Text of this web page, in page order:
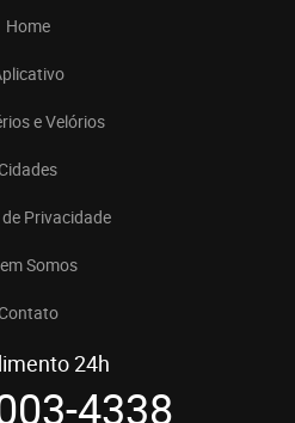
Home
e Velórios
Cidades
Privacidade
Somos
Contato
24h
4338